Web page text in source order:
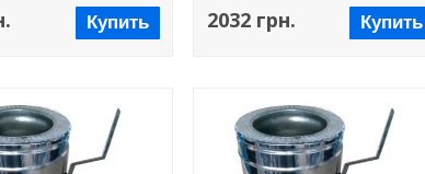
Уголь Дрова Брикеты
Купить Пеллеты Уголь Дрова Брикеты
2032 грн. Купить